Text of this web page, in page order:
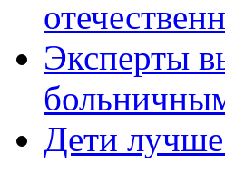
Эксперты
Дети